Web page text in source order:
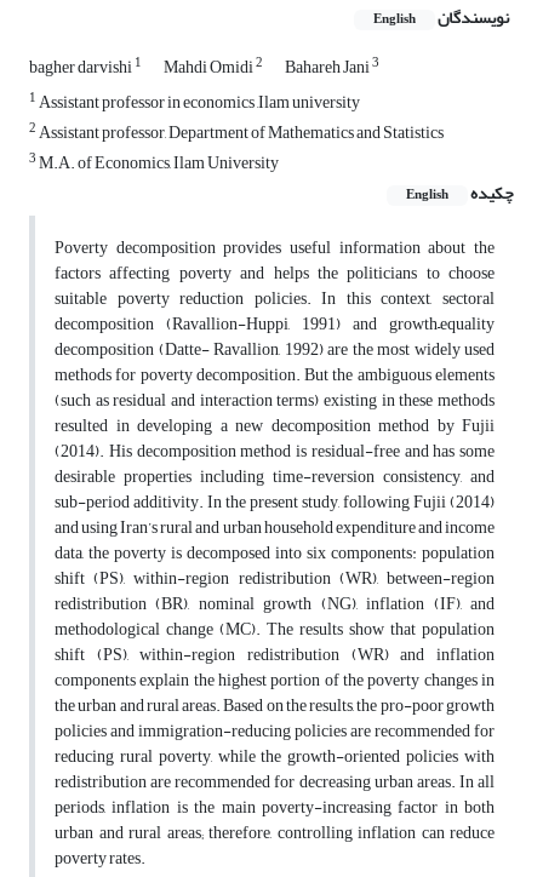
نویسندگان English
bagher darvishi1 Mahdi Omidi2 Bahareh Jani3
1Assistant professor in economics ,Ilam university
2Assistant professor, Department of Mathematics and Statistics
3M.A. of Economics, Ilam University
چکیده
English
Poverty decomposition provides useful information about the
factors affecting poverty and helps the politicians to choose
suitable poverty reduction policies. In this context, sectoral
decomposition (Ravallion-Huppi, 1991) and growth–­equality
decomposition (Datte- Ravallion, 1992) are the most widely used
methods for poverty decomposition. But the ambiguous elements
(such as residual and interaction terms) existing in these methods
resulted in developing a new decomposition method by Fujii
(2014). His decomposition method is residual-free and has some
desirable properties including time-reversion consistency, and
sub-period additivity. In the present study, following Fujii (2014)
and using Iran’s rural and urban household expenditure and income
data, the poverty is decomposed into six components: population
shift (PS), within-region redistribution (WR), between-region
redistribution (BR), nominal growth (NG), inflation (IF), and
methodological change (MC). The results show that population
shift (PS), within-region redistribution (WR) and inflation
components explain the highest portion of the poverty changes in
the urban and rural areas. Based on the results, the pro-poor growth
policies and immigration-reducing policies are recommended for
reducing rural poverty, while the growth-oriented policies with
redistribution are recommended for decreasing urban areas. In all
periods, inflation is the main poverty-increasing factor in both
urban and rural areas; therefore, controlling inflation can reduce
poverty rates.